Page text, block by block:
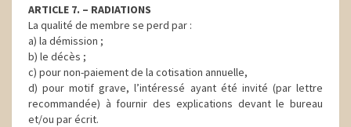
ARTICLE 7. – RADIATIONS
La qualité de membre se perd par :
a) la démission ;
b) le décès ;
c) pour non-paiement de la cotisation annuelle,
d) pour motif grave, l’intéressé ayant été invité (par lettre
recommandée) à fournir des explications devant le bureau
et/ou par écrit.